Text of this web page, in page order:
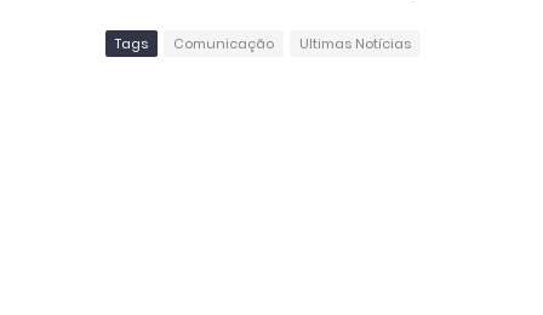
Tags Comunicação Ultimas Notícias